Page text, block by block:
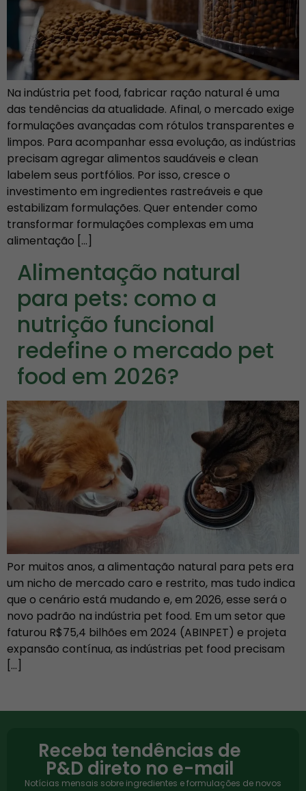
Na indústria pet food, fabricar ração natural é uma
das tendências da atualidade. Afinal, o mercado exige
formulações avançadas com rótulos transparentes e
limpos. Para acompanhar essa evolução, as indústrias
precisam agregar alimentos saudáveis e clean
labelem seus portfólios. Por isso, cresce o
investimento em ingredientes rastreáveis e que
estabilizam formulações. Quer entender como
transformar formulações complexas em uma
alimentação […]
Alimentação natural
para pets: como a
nutrição funcional
redefine o mercado pet
food em 2026?
Por muitos anos, a alimentação natural para pets era
um nicho de mercado caro e restrito, mas tudo indica
que o cenário está mudando e, em 2026, esse será o
novo padrão na indústria pet food. Em um setor que
faturou R$75,4 bilhões em 2024 (ABINPET) e projeta
expansão contínua, as indústrias pet food precisam
[…]
Receba tendências de
P&D direto no e-mail
Notícias mensais sobre ingredientes e formulações de novos